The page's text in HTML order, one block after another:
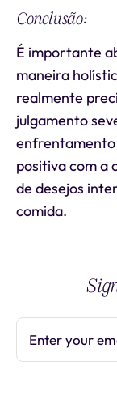
Conclusão:
É importante
maneira
realmente
julgamento
enfrentamento
positiva com a
de desejos
comida.
Enter your